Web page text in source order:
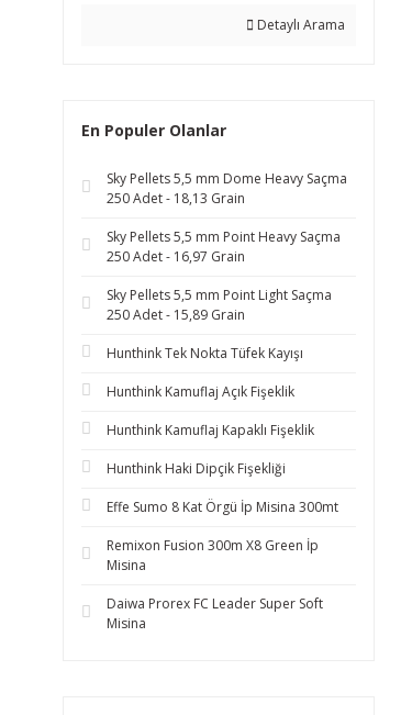
Detaylı Arama
En Populer Olanlar
Sky Pellets 5,5 mm Dome Heavy Saçma
250 Adet - 18,13 Grain
Sky Pellets 5,5 mm Point Heavy Saçma
250 Adet - 16,97 Grain
Sky Pellets 5,5 mm Point Light Saçma
250 Adet - 15,89 Grain
Hunthink Tek Nokta Tüfek Kayışı
Hunthink Kamuflaj Açık Fişeklik
Hunthink Kamuflaj Kapaklı Fişeklik
Hunthink Haki Dipçik Fişekliği
Effe Sumo 8 Kat Örgü İp Misina 300mt
Remixon Fusion 300m X8 Green İp
Misina
Daiwa Prorex FC Leader Super Soft
Misina